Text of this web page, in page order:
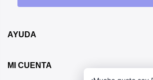
AYUDA
MI CUENTA